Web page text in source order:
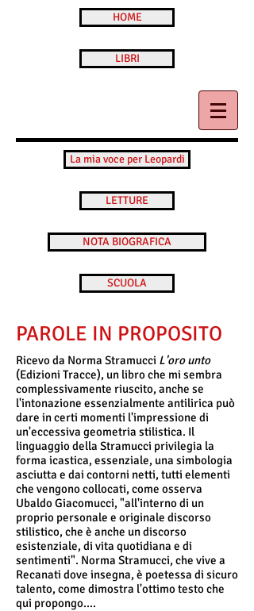
HOME
LIBRI
La mia voce per Leopardi
LETTURE
NOTA BIOGRAFICA
SCUOLA
PAROLE IN PROPOSITO
Ricevo da Norma Stramucci L'oro unto
(Edizioni Tracce), un libro che mi sembra
complessivamente riuscito, anche se
l'intonazione essenzialmente antilirica può
dare in certi momenti l'impressione di
un'eccessiva geometria stilistica. Il
linguaggio della Stramucci privilegia la
forma icastica, essenziale, una simbologia
asciutta e dai contorni netti, tutti elementi
che vengono collocati, come osserva
Ubaldo Giacomucci, "all'interno di un
proprio personale e originale discorso
stilistico, che è anche un discorso
esistenziale, di vita quotidiana e di
sentimenti". Norma Stramucci, che vive a
Recanati dove insegna, è poetessa di sicuro
talento, come dimostra l'ottimo testo che
qui propongo....